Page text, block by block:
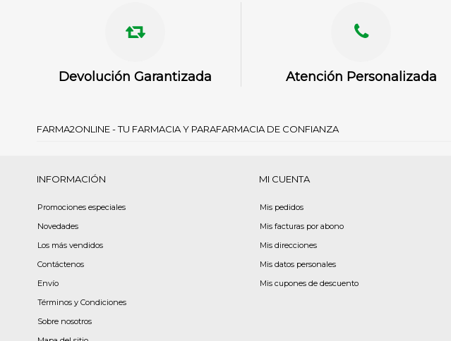
Devolución Garantizada Atención Personalizada
FARMA2ONLINE - TU FARMACIA Y PARAFARMACIA DE CONFIANZA
INFORMACIÓN
Promociones especiales
Novedades
Los más vendidos
Contáctenos
Envío
Términos y Condiciones
Sobre nosotros
MI CUENTA
Mis pedidos
Mis facturas por abono
Mis direcciones
Mis datos personales
Mis cupones de descuento